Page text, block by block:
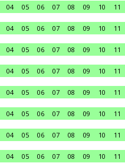
04 05 06 07 08 09 10 11
04 05 06 07 08 09 10 11
04 05 06 07 08 09 10 11
04 05 06 07 08 09 10 11
04 05 06 07 08 09 10 11
04 05 06 07 08 09 10 11
04 05 06 07 08 09 10 11
04 05 06 07 08 09 10 11